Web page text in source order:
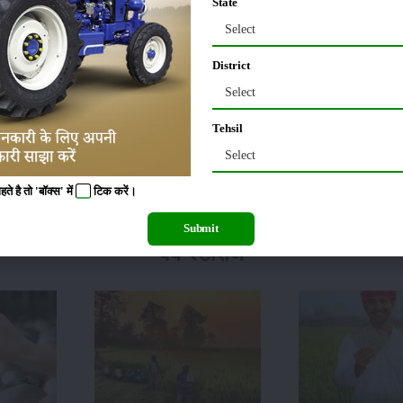
है. इन्हीं घटनाओं को देखते हुए सरकार ने चीड़ की पत्तियों से कंप्लेंट बायोगैस बनाने का
समझौता करने के लिए अपना ज्ञापन प्रस्तुत कर दिया है.माना जा रहा है कि इसके लिए
अपशिष्ट का अगर सही तरह से प्रयोग किया जाए तो यह राज्य में ऊर्जा संकट की परेशानी
के क्षेत्र में लोगों की आर्थिक स्थिति में भी सुधार होगा और साथ हीऊर्जा संकटकी
वेब स्टोरीज
State
Select
District
Select
Tehsil
Select
है तो 'बॉक्स' में टिककरें।
Submit